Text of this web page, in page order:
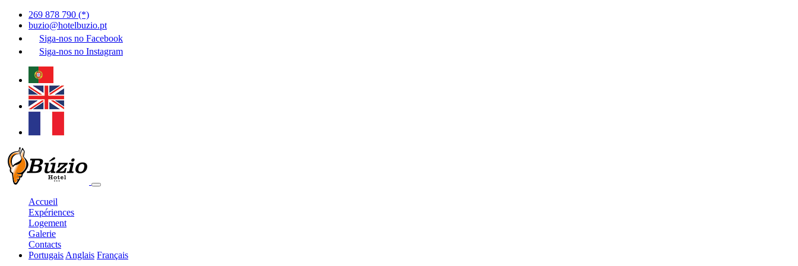
269 878 790 (*)
buzio@hotelbuzio.pt
Siga-nos no Facebook
Siga-nos no Instagram
Accueil
Expériences
Logement
Galerie
Contacts
Portugais Anglais Français